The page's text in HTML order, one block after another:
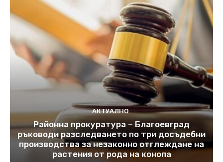
АКТУАЛНО
Районна прокуратура – Благоевград
ръководи разследването по три досъдебни
производства за незаконно отглеждане на
растения от рода на конопа